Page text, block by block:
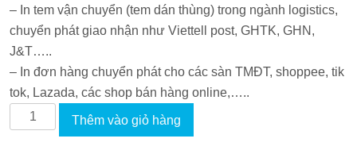
– In tem vận chuyển (tem dán thùng) trong ngành logistics,
chuyển phát giao nhận như Viettell post, GHTK, GHN,
J&T…..
– In đơn hàng chuyển phát cho các sàn TMĐT, shoppee, tik
tok, Lazada, các shop bán hàng online,…..
Giấy
in
Thêm vào giỏ hàng